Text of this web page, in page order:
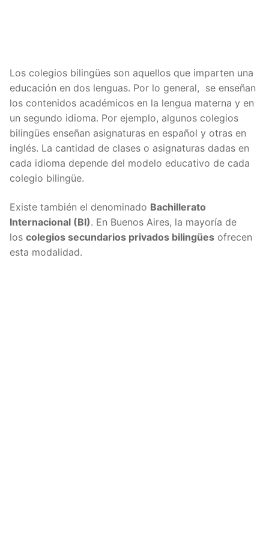
Los colegios bilingües son aquellos que imparten una
educación en dos lenguas. Por lo general, se enseñan
los contenidos académicos en la lengua materna y en
un segundo idioma. Por ejemplo, algunos colegios
bilingües enseñan asignaturas en español y otras en
inglés. La cantidad de clases o asignaturas dadas en
cada idioma depende del modelo educativo de cada
colegio bilingüe.
Existe también el denominado Bachillerato
Internacional (BI). En Buenos Aires, la mayoría de
los colegios secundarios privados bilingües ofrecen
esta modalidad.